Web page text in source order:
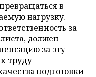
в
нагрузку.
за
должен
за эту
труду
подготовки